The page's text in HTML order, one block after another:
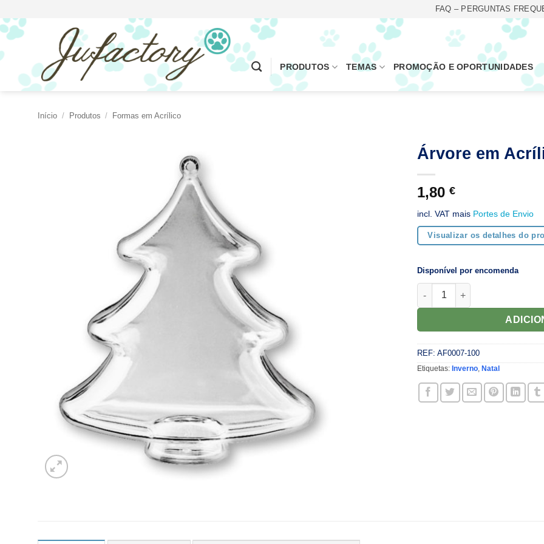
to
content
FAQ – PERGUNTAS
PRODUTOS TEMAS PROMOÇÃO E OPORTUNIDADES
Início / Produtos / Formas em Acrílico
Árvore em
1,80 €
incl. VAT mais Portes de Envio
Visualizar os detalhes do
Disponível por encomenda
Quantidade de Árvore em
REF: AF0007-100
Etiquetas: Inverno, Natal